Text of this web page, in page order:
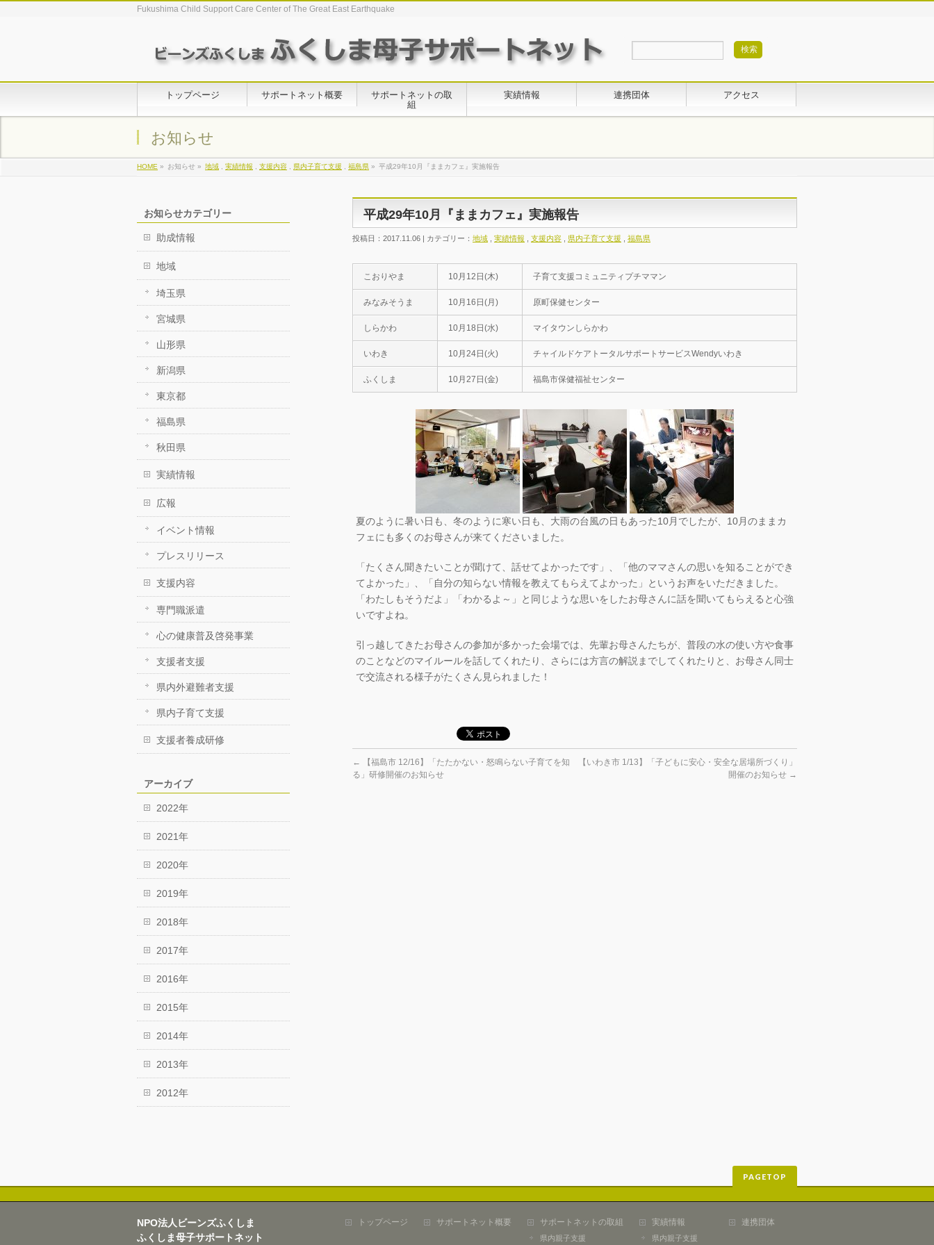
Fukushima Child Support Care Center of The Great East Earthquake
トップページ サポートネット概要
サポートネットの取
組
実績情報 連携団体 アクセス
お知らせ
HOME » お知らせ » 地域 実績情報 支援内容 県内子育て支援 福島県 » 平成29年10月『ままカフェ』実施報告
平成29年10月『ままカフェ』実施報告
投稿日：2017.11.06 | カテゴリー： 地域 実績情報 支援内容 県内子育て支援 福島県
こおりやま 10月12日(木) 子育て支援コミュニティプチママン
みなみそうま 10月16日(月) 原町保健センター
しらかわ 10月18日(水) マイタウンしらかわ
いわき 10月24日(火) チャイルドケアトータルサポートサービスWendyいわき
ふくしま 10月27日(金) 福島市保健福祉センター
夏のように暑い日も、冬のように寒い日も、大雨の台風の日もあった10月でしたが、10月のままカ
フェにも多くのお母さんが来てくださいました。
「たくさん聞きたいことが聞けて、話せてよかったです」、「他のママさんの思いを知ることができ
てよかった」、「自分の知らない情報を教えてもらえてよかった」というお声をいただきました。
「わたしもそうだよ」「わかるよ～」と同じような思いをしたお母さんに話を聞いてもらえると心強
いですよね。
引っ越してきたお母さんの参加が多かった会場では、先輩お母さんたちが、普段の水の使い方や食事
のことなどのマイルールを話してくれたり、さらには方言の解説までしてくれたりと、お母さん同士
で交流される様子がたくさん見られました！
←
【福島市 12/16】「たたかない・怒鳴らない子育てを知
る」研修開催のお知らせ
【いわき市 1/13】「子どもに安心・安全な居場所づくり」
開催のお知らせ →
お知らせカテゴリー
助成情報
地域
埼玉県
宮城県
山形県
新潟県
東京都
福島県
秋田県
実績情報
広報
イベント情報
プレスリリース
支援内容
専門職派遣
心の健康普及啓発事業
支援者支援
県内外避難者支援
県内子育て支援
支援者養成研修
アーカイブ
2022年
2021年
2020年
2019年
2018年
2017年
2016年
2015年
2014年
2013年
2012年
PAGETOP
NPO法人ビーンズふくしま
ふくしま母子サポートネット
トップページ サポートネット概要 サポートネットの取組
県内親子支援
実績情報
県内親子支援
連携団体